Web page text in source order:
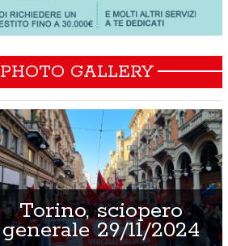
PHOTO GALLERY
Torino, sciopero
generale 29/11/2024